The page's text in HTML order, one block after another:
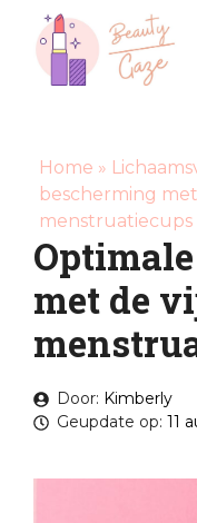
naar
Home »
bescherming
menstruatiecups
met de
Door: Kimberly
Geupdate op: 11